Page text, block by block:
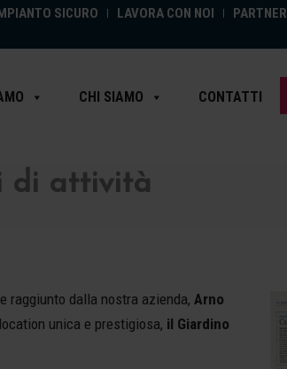
SICURO LAVORA CON NOI PARTNER
CHI SIAMO CONTATTI
di attività
raggiunto dalla nostra azienda, Arno
unica e prestigiosa, il Giardino